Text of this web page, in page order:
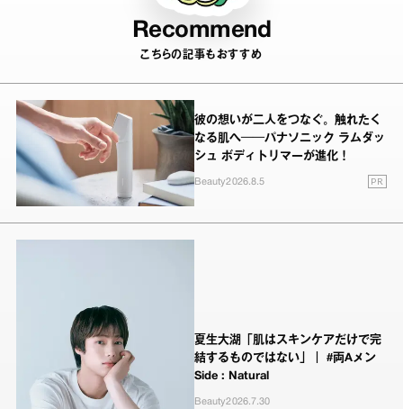
Recommend
こちらの記事もおすすめ
彼の想いが二人をつなぐ。触れたく
なる肌へ──パナソニック ラムダッ
シュ ボディトリマーが進化！
Beauty2026.8.5 PR
夏生大湖「肌はスキンケアだけで完
結するものではない」｜ #両Aメン
Side : Natural
Beauty2026.7.30